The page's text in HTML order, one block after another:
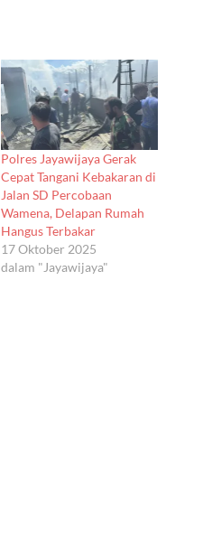
Polres Jayawijaya Gerak
Cepat Tangani Kebakaran di
Jalan SD Percobaan
Wamena, Delapan Rumah
Hangus Terbakar
17 Oktober 2025
dalam "Jayawijaya"